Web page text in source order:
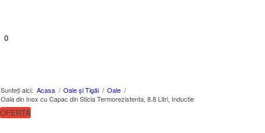
0
Sunteți aici: Acasa / Oale și Tigăi / Oale /
Oala din Inox cu Capac din Sticla Termorezistenta, 8.8 Litri, Inductie
OFERTA